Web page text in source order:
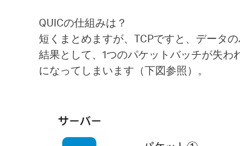
QUICの仕組みは？
短くまとめますが、TCPですと、データ
結果として、1つのパケットバッチが失わ
になってしまいます（下図参照）。